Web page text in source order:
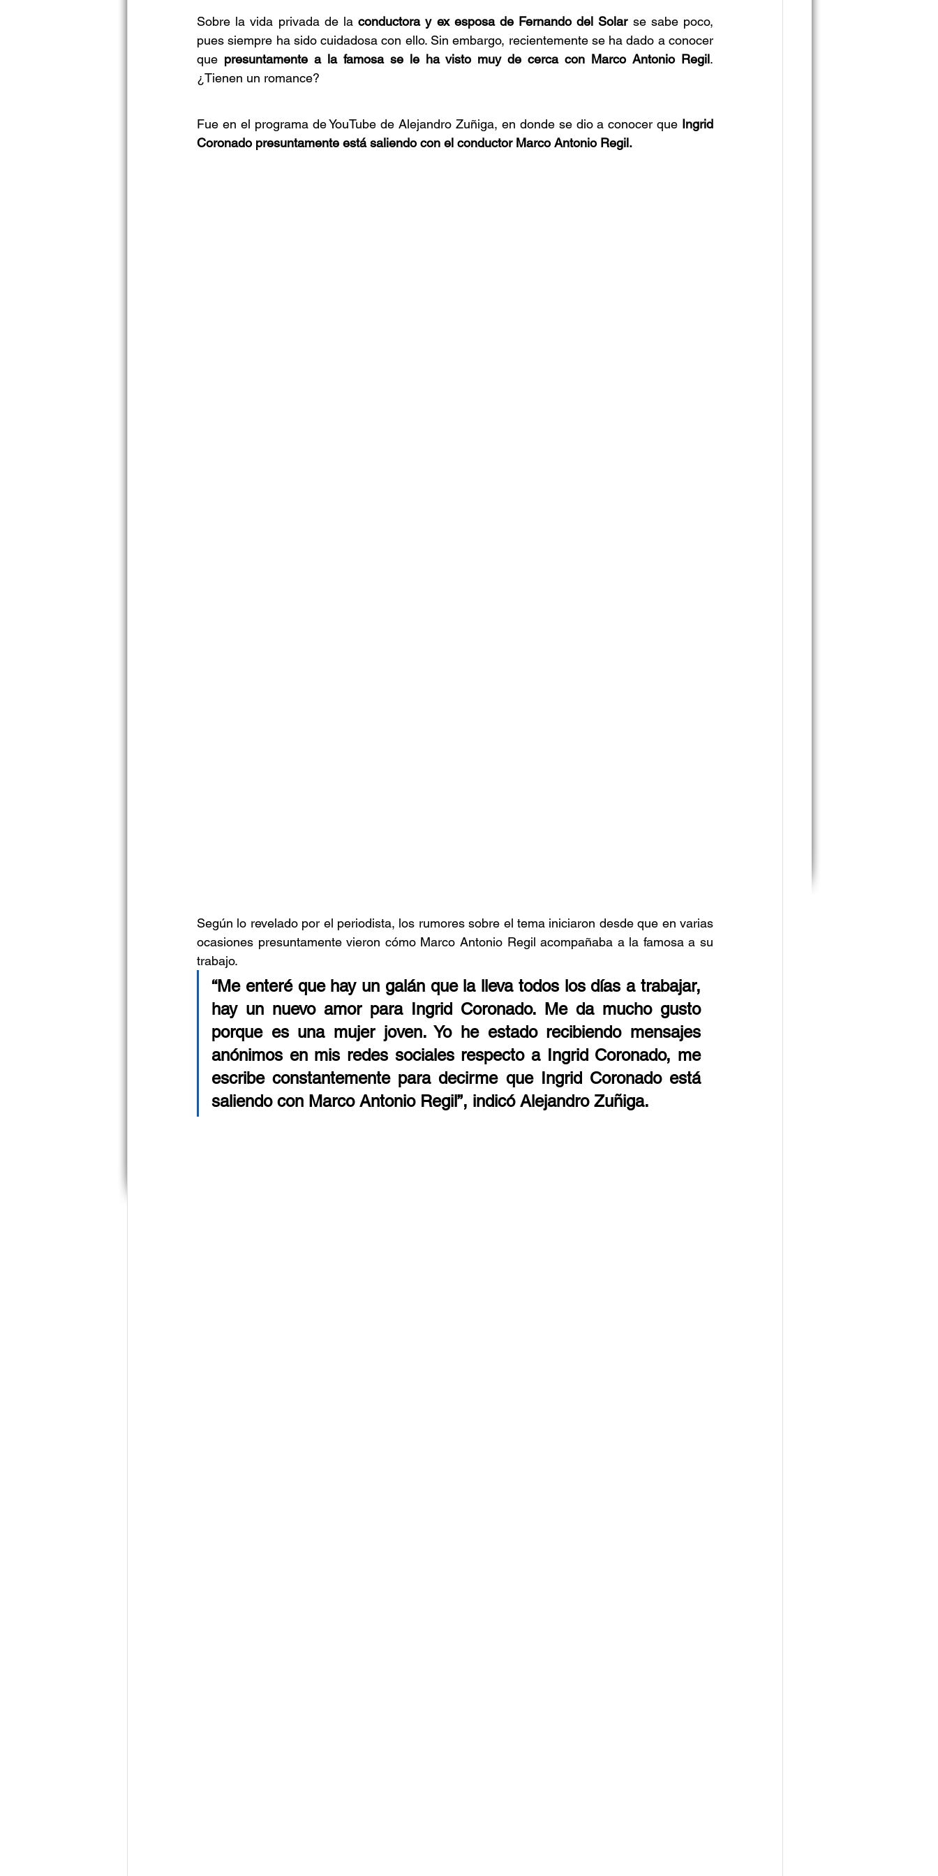
Sobre la vida privada de la conductora y ex esposa de Fernando del Solar se sabe poco,
pues siempre ha sido cuidadosa con ello. Sin embargo, recientemente se ha dado a conocer
que presuntamente a la famosa se le ha visto muy de cerca con Marco Antonio Regil.
¿Tienen un romance?
Fue en el programa de YouTube de Alejandro Zuñiga, en donde se dio a conocer que Ingrid
Coronado presuntamente está saliendo con el conductor Marco Antonio Regil.
Según lo revelado por el periodista, los rumores sobre el tema iniciaron desde que en varias
ocasiones presuntamente vieron cómo Marco Antonio Regil acompañaba a la famosa a su
trabajo.
“Me enteré que hay un galán que la lleva todos los días a trabajar,
hay un nuevo amor para Ingrid Coronado. Me da mucho gusto
porque es una mujer joven. Yo he estado recibiendo mensajes
anónimos en mis redes sociales respecto a Ingrid Coronado, me
escribe constantemente para decirme que Ingrid Coronado está
saliendo con Marco Antonio Regil”, indicó Alejandro Zuñiga.